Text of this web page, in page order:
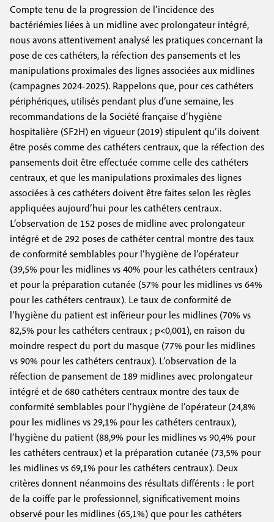
Compte tenu de la progression de l’incidence des
bactériémies liées à un midline avec prolongateur intégré,
nous avons attentivement analysé les pratiques concernant la
pose de ces cathéters, la réfection des pansements et les
manipulations proximales des lignes associées aux midlines
(campagnes 2024-2025). Rappelons que, pour ces cathéters
périphériques, utilisés pendant plus d’une semaine, les
recommandations de la Société française d’hygiène
hospitalière (SF2H) en vigueur (2019) stipulent qu’ils doivent
être posés comme des cathéters centraux, que la réfection des
pansements doit être effectuée comme celle des cathéters
centraux, et que les manipulations proximales des lignes
associées à ces cathéters doivent être faites selon les règles
appliquées aujourd’hui pour les cathéters centraux.
L’observation de 152 poses de midline avec prolongateur
intégré et de 292 poses de cathéter central montre des taux
de conformité semblables pour l’hygiène de l’opérateur
(39,5% pour les midlines vs 40% pour les cathéters centraux)
et pour la préparation cutanée (57% pour les midlines vs 64%
pour les cathéters centraux). Le taux de conformité de
l’hygiène du patient est inférieur pour les midlines (70% vs
82,5% pour les cathéters centraux ; p<0,001), en raison du
moindre respect du port du masque (77% pour les midlines
vs 90% pour les cathéters centraux). L’observation de la
réfection de pansement de 189 midlines avec prolongateur
intégré et de 680 cathéters centraux montre des taux de
conformité semblables pour l’hygiène de l’opérateur (24,8%
pour les midlines vs 29,1% pour les cathéters centraux),
l’hygiène du patient (88,9% pour les midlines vs 90,4% pour
les cathéters centraux) et la préparation cutanée (73,5% pour
les midlines vs 69,1% pour les cathéters centraux). Deux
critères donnent néanmoins des résultats différents : le port
de la coiffe par le professionnel, significativement moins
observé pour les midlines (65,1%) que pour les cathéters